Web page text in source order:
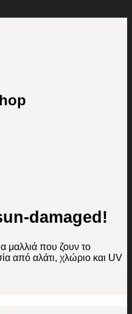
damaged!
μαλλιά που ζουν το
από αλάτι, χλώριο και UV